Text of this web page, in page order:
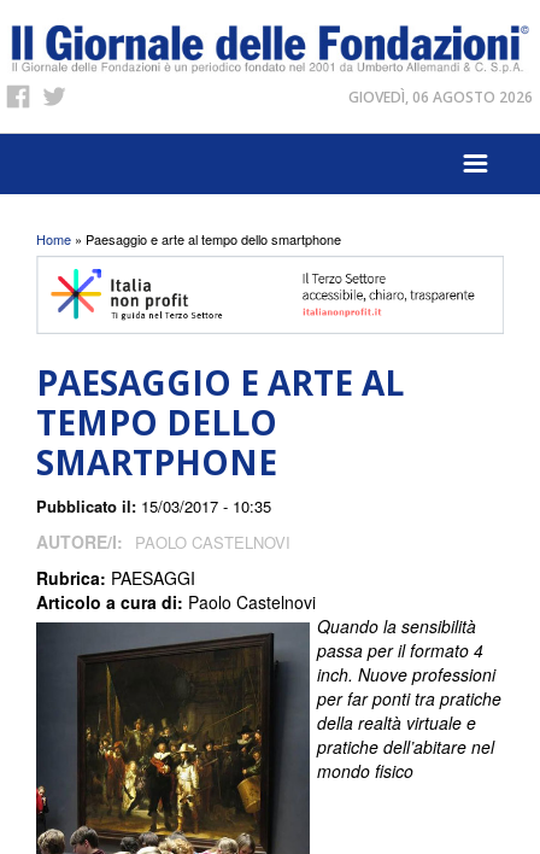
GIOVEDÌ, 06 AGOSTO 2026
Tu sei qui
Home » Paesaggio e arte al tempo dello smartphone
PAESAGGIO E ARTE AL
TEMPO DELLO
SMARTPHONE
Pubblicato il: 15/03/2017 - 10:35
AUTORE/I: PAOLO CASTELNOVI
Rubrica: PAESAGGI
Articolo a cura di: Paolo Castelnovi
Quando la sensibilità
passa per il formato 4
inch. Nuove professioni
per far ponti tra pratiche
della realtà virtuale e
pratiche dell’abitare nel
mondo fisico